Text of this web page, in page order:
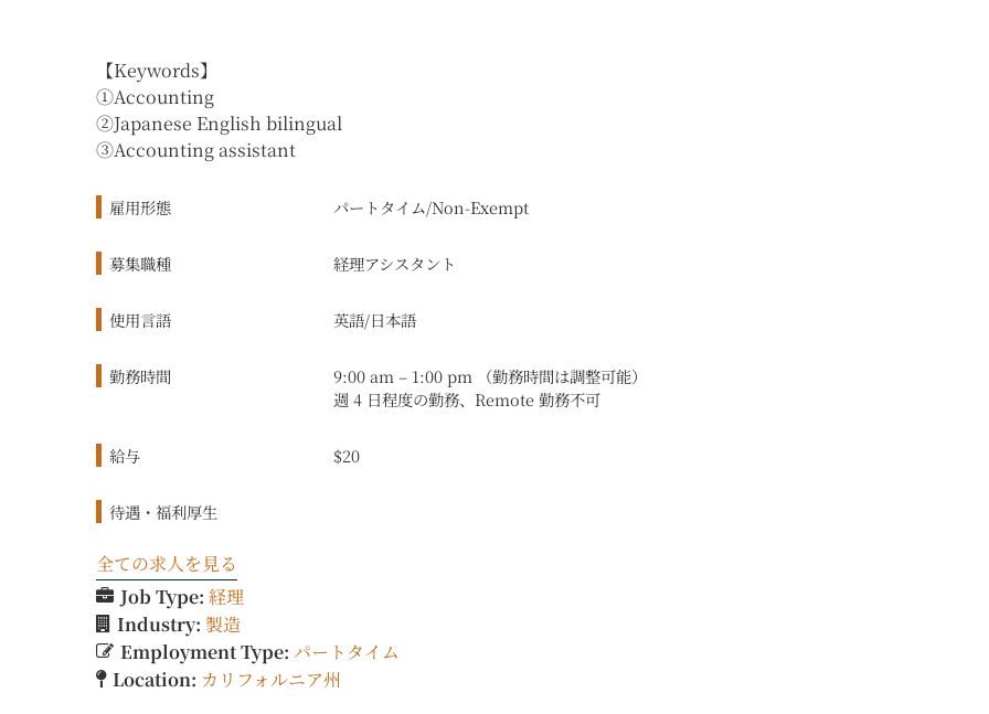
【Keywords】
①Accounting
②Japanese English bilingual
③Accounting assistant
雇用形態 パートタイム/Non-Exempt
募集職種 経理アシスタント
使用言語 英語/日本語
勤務時間
9:00 am – 1:00 pm （勤務時間は調整可能）
週 4 日程度の勤務、Remote 勤務不可
給与 $20
待遇・福利厚生
全ての求人を見る
Job Type: 経理
Industry: 製造
Employment Type: パートタイム
Location: カリフォルニア州